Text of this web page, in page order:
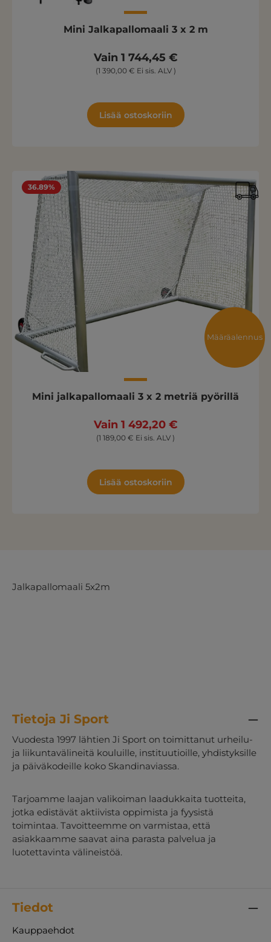
Mini Jalkapallomaali 3 x 2 m
Vain 1 744,45 €
(1 390,00 € Ei sis. ALV )
Lisää ostoskoriin
Määräalennus
36.89%
Mini jalkapallomaali 3 x 2 metriä pyörillä
Vain 1 492,20 €
(1 189,00 € Ei sis. ALV )
Lisää ostoskoriin
Jalkapallomaali 5x2m
Tietoja Ji Sport
Vuodesta 1997 lähtien Ji Sport on toimittanut urheilu-
ja liikuntavälineitä kouluille, instituutioille, yhdistyksille
ja päiväkodeille koko Skandinaviassa.
Tarjoamme laajan valikoiman laadukkaita tuotteita,
jotka edistävät aktiivista oppimista ja fyysistä
toimintaa. Tavoitteemme on varmistaa, että
asiakkaamme saavat aina parasta palvelua ja
luotettavinta välineistöä.
Tiedot
Kauppaehdot